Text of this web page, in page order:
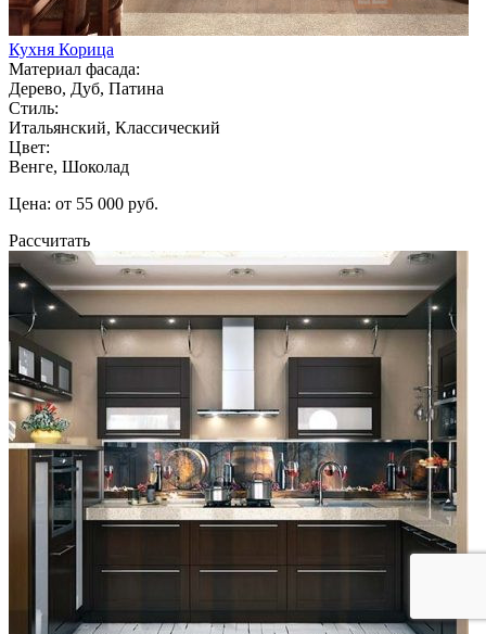
Кухня Корица
Материал фасада:
Дерево, Дуб, Патина
Стиль:
Итальянский, Классический
Цвет:
Венге, Шоколад
Цена: от 55 000 руб.
Рассчитать